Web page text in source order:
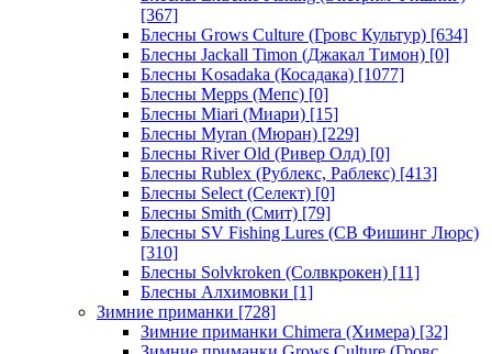
[367]
Блесны Grows Culture (Гровс Культур) [634]
Блесны Jackall Timon (Джакал Тимон) [0]
Блесны Kosadaka (Косадака) [1077]
Блесны Mepps (Мепс) [0]
Блесны Miari (Миари) [15]
Блесны Myran (Мюран) [229]
Блесны River Old (Ривер Олд) [0]
Блесны Rublex (Рублекс, Раблекс) [413]
Блесны Select (Селект) [0]
Блесны Smith (Смит) [79]
Блесны SV Fishing Lures (СВ Фишинг Люрс)
[310]
Блесны Solvkroken (Солвкрокен) [11]
Блесны Алхимовки [1]
Зимние приманки [728]
Зимние приманки Chimera (Химера) [32]